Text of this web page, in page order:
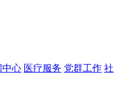
中心 医疗服务 党群工作 社